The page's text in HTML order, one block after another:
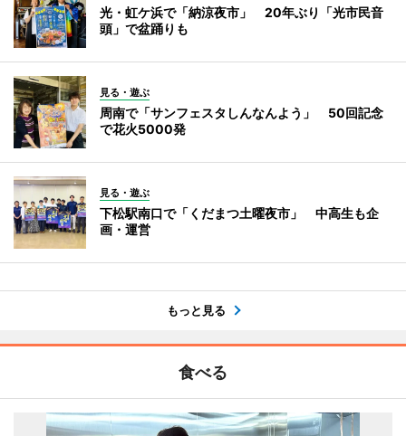
光・虹ケ浜で「納涼夜市」 20年ぶり「光市民音
頭」で盆踊りも
見る・遊ぶ
周南で「サンフェスタしんなんよう」 50回記念
で花火5000発
見る・遊ぶ
下松駅南口で「くだまつ土曜夜市」 中高生も企
画・運営
もっと見る
食べる